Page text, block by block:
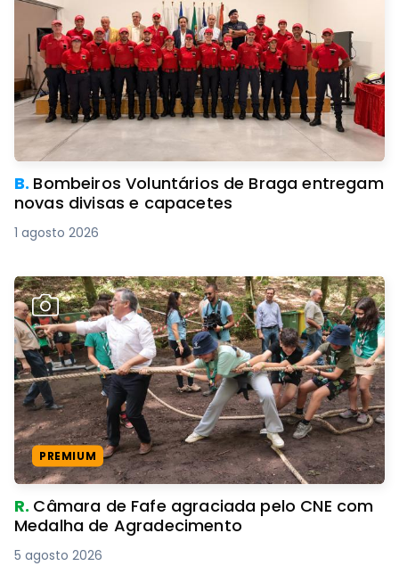
B. Bombeiros Voluntários de Braga entregam
novas divisas e capacetes
1 agosto 2026
PREMIUM
R. Câmara de Fafe agraciada pelo CNE com
Medalha de Agradecimento
5 agosto 2026